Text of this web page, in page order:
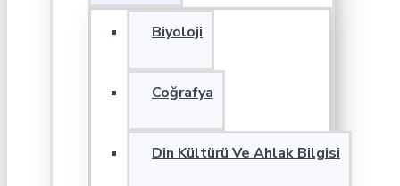
Biyoloji
Coğrafya
Din Kültürü Ve Ahlak Bilgisi